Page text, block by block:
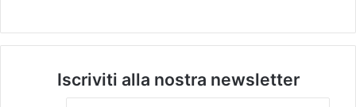
Iscriviti alla nostra newsletter